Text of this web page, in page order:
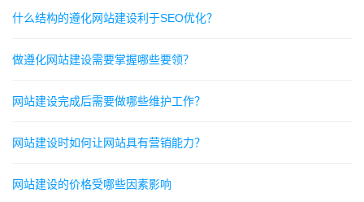
什么结构的遵化网站建设利于SEO优化？
做遵化网站建设需要掌握哪些要领？
网站建设完成后需要做哪些维护工作？
网站建设时如何让网站具有营销能力？
网站建设的价格受哪些因素影响